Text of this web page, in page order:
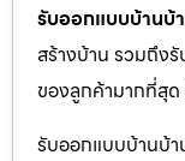
รับออกแบบบ้านบ้
สร้างบ้าน รวมถึง
ของลูกค้ามากที่สุด
รับออกแบบบ้านบ้า